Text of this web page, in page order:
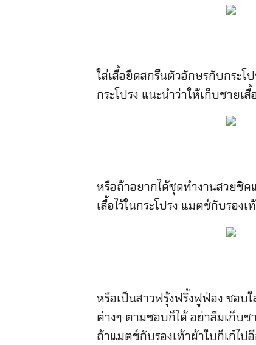
ใส่เสื้อยืดสกรีนตัวอักษรกับกระโ
กระโปรง แนะนำว่าให้เก็บชายเ
หรือถ้าอยากได้ชุดทำงานสวยชิ
เสื้อไว้ในกระโปรง แมตช์กับรอง
หรือเป็นสาวฟรุ้งฟริ้งฟูฟ่อง ชอบใ
ต่างๆ ตามชอบก็ได้ อย่าลืมเก็บช
ถ้าแมตช์กับรองเท้าผ้าใบก็เก๋ไป